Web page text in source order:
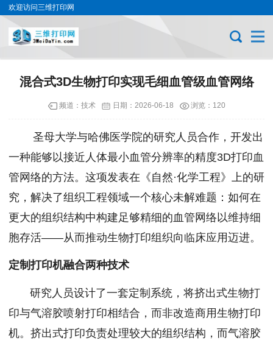
欢迎访问三维打印网
混合式3D生物打印实现毛细血管级血管网络
频道： 技术 日期： 2026-06-18 浏览：120
圣母大学与哈佛医学院的研究人员合作，开发出
一种能够以接近人体最小血管分辨率的精度3D打印血
管网络的方法。这项发表在《自然·化学工程》上的研
究，解决了组织工程领域一个核心未解难题：如何在
更大的组织结构中构建足够精细的血管网络以维持细
胞存活——从而推动生物打印组织向临床应用迈进。
定制打印机融合两种技术
研究人员设计了一套定制系统，将挤出式生物打
印与气溶胶喷射打印相结合，而非改造商用生物打印
机。挤出式打印负责处理较大的组织结构，而气溶胶